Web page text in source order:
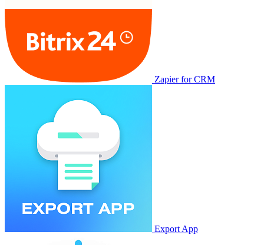
Zapier for CRM
Export App